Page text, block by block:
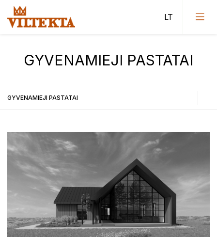
Visuomeninės paskirties pastatai
Sporto paskirties pastatai
Gyvenamieji pastatai
Miestų statybos projektavimo institutas (Vilniaus II
skyriaus projektai)
Konkursai
Projektiniai pasiūlymai
GYVENAMIEJI PASTATAI
GYVENAMIEJI PASTATAI
Administracinės paskirties pastatai
Sporto paskirties pastatai
Gyvenamieji pastatai
Miestų statybos projektavimo institutas (Vilniaus II skyriaus projektai)
Konkursai